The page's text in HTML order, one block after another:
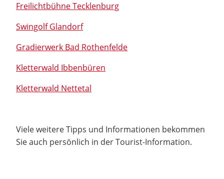
Freilichtbühne Tecklenburg
Swingolf Glandorf
Gradierwerk Bad Rothenfelde
Kletterwald Ibbenbüren
Kletterwald Nettetal
Viele weitere Tipps und Informationen bekommen
Sie auch persönlich in der Tourist-Information.